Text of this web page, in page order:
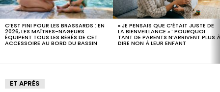
C’EST FINI POUR LES BRASSARDS : EN
2026, LES MAÎTRES-NAGEURS
ÉQUIPENT TOUS LES BÉBÉS DE CET
ACCESSOIRE AU BORD DU BASSIN
« JE PENSAIS QUE C’ÉTAIT JUSTE DE
LA BIENVEILLANCE » : POURQUOI
TANT DE PARENTS N’ARRIVENT PLUS
DIRE NON À LEUR ENFANT
ET APRÈS